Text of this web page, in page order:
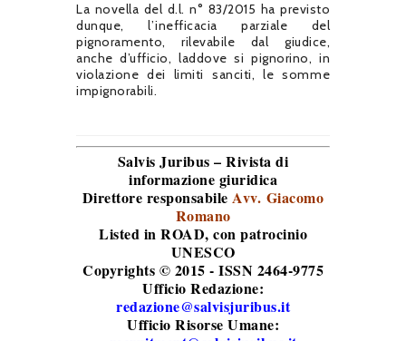
La novella del d.l. n° 83/2015 ha previsto
dunque, l’inefficacia parziale del
pignoramento, rilevabile dal giudice,
anche d’ufficio, laddove si pignorino, in
violazione dei limiti sanciti, le somme
impignorabili.
Salvis Juribus – Rivista di
informazione giuridica
Direttore responsabileAvv. Giacomo
Romano
Listed in ROAD, con patrocinio
UNESCO
Copyrights © 2015 - ISSN 2464-9775
Ufficio Redazione:
redazione@salvisjuribus.it
Ufficio Risorse Umane: